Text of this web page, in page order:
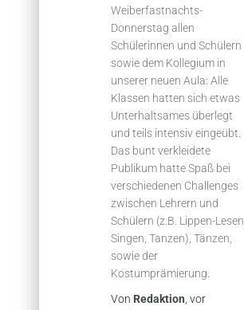
Weiberfastnachts-
Donnerstag allen
Schülerinnen und Schülern
sowie dem Kollegium in
unserer neuen Aula: Alle
Klassen hatten sich etwas
Unterhaltsames überlegt
und teils intensiv eingeübt.
Das bunt verkleidete
Publikum hatte Spaß bei
verschiedenen Challenges
zwischen Lehrern und
Schülern (z.B. Lippen-Lesen,
Singen, Tanzen), Tänzen,
sowie der
Kostumprämierung.
Von Redaktion , vor